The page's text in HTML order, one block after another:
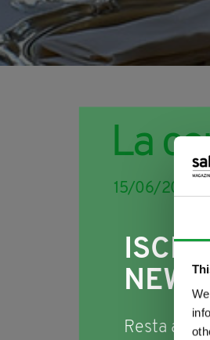
La
15/06/2014
Resta